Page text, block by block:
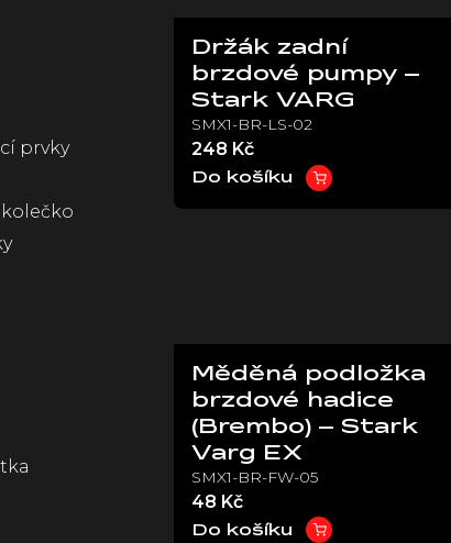
prvky
Držák zadní
brzdové pumpy –
Stark VARG
SMX1-BR-LS-02
248 Kč
Do košíku
Měděná podložka
brzdové hadice
(Brembo) – Stark
Varg EX
SMX1-BR-FW-05
48 Kč
Do košíku